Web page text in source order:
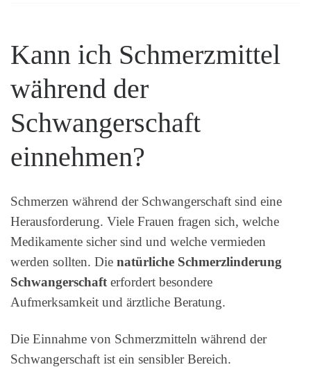
Kann ich Schmerzmittel
während der
Schwangerschaft
einnehmen?
Schmerzen während der Schwangerschaft sind eine
Herausforderung. Viele Frauen fragen sich, welche
Medikamente sicher sind und welche vermieden
werden sollten. Die natürliche Schmerzlinderung
Schwangerschaft erfordert besondere
Aufmerksamkeit und ärztliche Beratung.
Die Einnahme von Schmerzmitteln während der
Schwangerschaft ist ein sensibler Bereich.